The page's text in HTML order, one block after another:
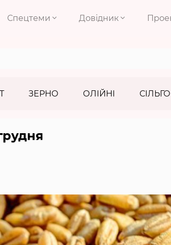
Спецтеми Довідник
ЗЕРНО ОЛІЙНІ